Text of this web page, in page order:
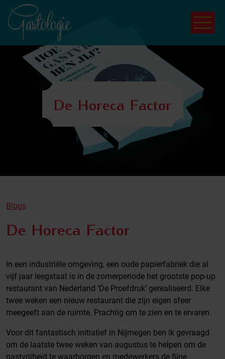
De Horeca Factor
Blogs
De Horeca Factor
In een industriële omgeving, een oude papierfabriek die al
vijf jaar leegstaat is in de zomerperiode het grootste pop-up
restaurant van Nederland ‘De Proefdruk’ gerealiseerd. Elke
twee weken een nieuw restaurant die zijn eigen sfeer
meegeeft aan de ruimte. Prachtig om te zien en te ervaren.
Voor dit fantastisch initiatief in Nijmegen ben ik gevraagd
om de laatste twee weken van augustus te helpen om de
gastvrijheid te waarborgen en medewerkers de fijne